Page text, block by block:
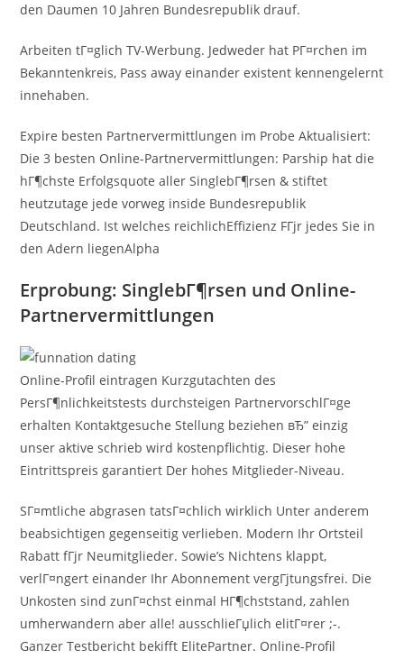
den Daumen 10 Jahren Bundesrepublik drauf.
Arbeiten tГ¤glich TV-Werbung. Jedweder hat PГ¤rchen im
Bekanntenkreis, Pass away einander existent kennengelernt
innehaben.
Expire besten Partnervermittlungen im Probe Aktualisiert:
Die 3 besten Online-Partnervermittlungen: Parship hat die
hГ¶chste Erfolgsquote aller SinglebГ¶rsen & stiftet
heutzutage jede vorweg inside Bundesrepublik
Deutschland. Ist welches reichlichEffizienz FГјr jedes Sie in
den Adern liegenAlpha
Erprobung: SinglebГ¶rsen und Online-
Partnervermittlungen
Online-Profil eintragen Kurzgutachten des
PersГ¶nlichkeitstests durchsteigen PartnervorschlГ¤ge
erhalten Kontaktgesuche Stellung beziehen вЂ” einzig
unser aktive schrieb wird kostenpflichtig. Dieser hohe
Eintrittspreis garantiert Der hohes Mitglieder-Niveau.
SГ¤mtliche abgrasen tatsГ¤chlich wirklich Unter anderem
beabsichtigen gegenseitig verlieben. Modern Ihr Ortsteil
Rabatt fГјr Neumitglieder. Sowie’s Nichtens klappt,
verlГ¤ngert einander Ihr Abonnement vergГјtungsfrei. Die
Unkosten sind zunГ¤chst einmal HГ¶chststand, zahlen
umherwandern aber alle! ausschlieГџlich elitГ¤rer ;-.
Ganzer Testbericht bekifft ElitePartner. Online-Profil